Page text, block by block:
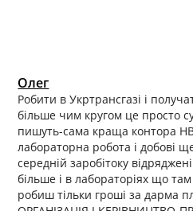
Олег
Робити в Укртрансгазі і
більше чим кругом це просто
пишуть-сама краща контора
лабораторна робота і добові
середній заробітоку
більше і в лабораторіях що
робиш тільки гроші за дарма